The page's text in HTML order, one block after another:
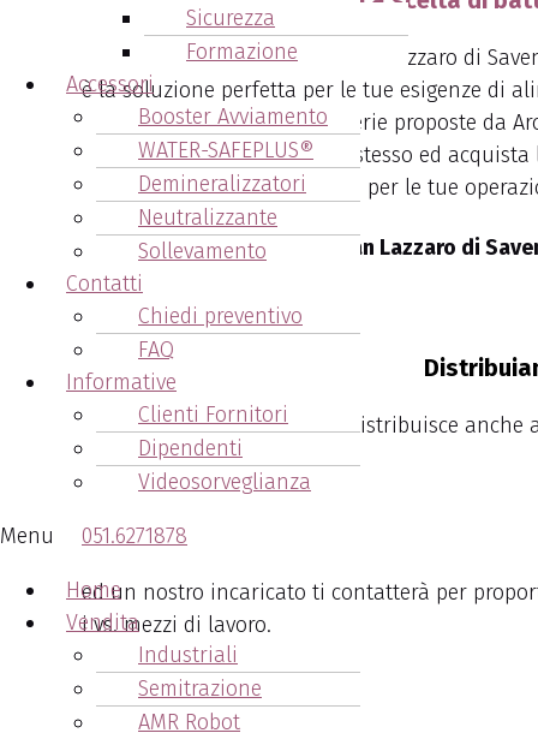
Sicurezza
Formazione
Accessori
Booster Avviamento
WATER-SAFEPLUS®
Demineralizzatori
Neutralizzante
Sollevamento
Contatti
Chiedi preventivo
FAQ
Informative
Clienti Fornitori
Dipendenti
Videosorveglianza
Menu
Home
Vendita
Industriali
Semitrazione
AMR Robot
è la soluzione perfetta per le tue esigenze di
di modelli e capacità, le batterie proposte da
Arcangeli Accumulatori oggi stesso ed
Goditi una potenza affidabile per le tue
Batterie carrelli elevatori San Lazzaro di
051.6271878
Ora Arcangeli Accumulatori distribuisce anche
Chiama il numero
051.6271878
ed un nostro incaricato ti contatterà per
i vs. mezzi di lavoro.